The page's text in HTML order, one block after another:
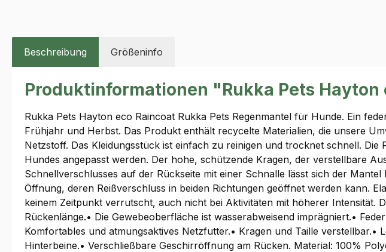
Beschreibung Größeninfo
Produktinformationen "Rukka Pets Hayton
Rukka Pets Hayton eco Raincoat Rukka Pets Regenmantel für Hunde. Ein
Frühjahr und Herbst. Das Produkt enthält recycelte Materialien, die unsere
Netzstoff. Das Kleidungsstück ist einfach zu reinigen und trocknet schnell.
Hundes angepasst werden. Der hohe, schützende Kragen, der verstellbare
Schnellverschlusses auf der Rückseite mit einer Schnalle lässt sich der
Öffnung, deren Reißverschluss in beiden Richtungen geöffnet werden kann.
keinem Zeitpunkt verrutscht, auch nicht bei Aktivitäten mit höherer Intensität.
Rückenlänge.• Die Gewebeoberfläche ist wasserabweisend imprägniert.•
Komfortables und atmungsaktives Netzfutter.• Kragen und Taille
Hinterbeine.• Verschließbare Geschirröffnung am Rücken. Material: 100%